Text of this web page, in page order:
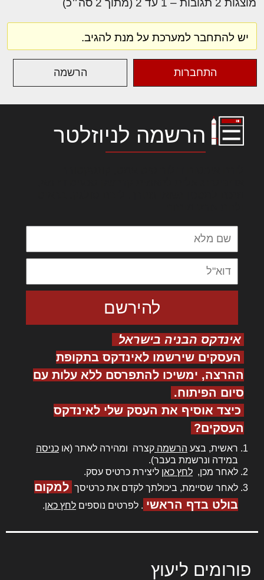
מוצגות 2 תגובות – 1 עד 2 (מתוך 2 סה״כ)
יש להתחבר למערכת על מנת להגיב.
התחברות הרשמה
הרשמה לניוזלטר
אינדקס הבניה בישראל
העסקים שירשמו לאינדקס בתקופת
ההרצה, ימשיכו להתפרסם ללא עלות עם
סיום הפיתוח.
כיצד אוסיף את העסק שלי לאינדקס
העסקים?
ראשית, בצע הרשמה קצרה ומהירה לאתר (או כניסה
במידה ונרשמת בעבר).
לאחר מכן, לחץ כאן ליצירת כרטיס עסק.
לאחר שסיימת, ביכולתך לקדם את כרטיסך למקום
בולט בדף הראשי . לפרטים נוספים לחץ כאן.
פורומים ליעוץ